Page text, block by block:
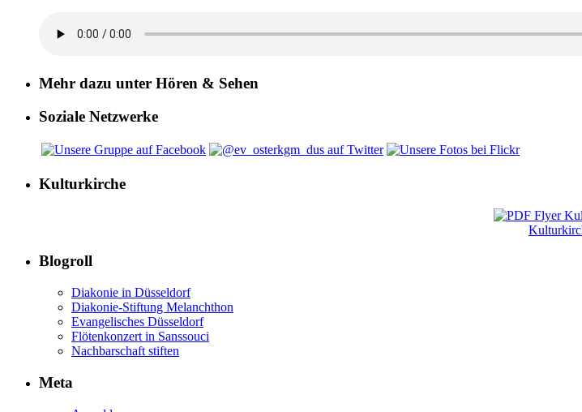
Mehr dazu unter Hören & Sehen
Soziale Netzwerke
Kulturkirche
Blogroll
Diakonie in Düsseldorf
Diakonie-Stiftung Melanchthon
Evangelisches Düsseldorf
Flötenkonzert in Sanssouci
Nachbarschaft stiften
Meta